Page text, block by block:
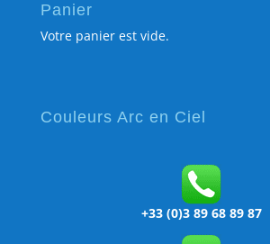
Panier
Votre panier est vide.
Couleurs Arc en Ciel
+33 (0)3 89 68 89 87